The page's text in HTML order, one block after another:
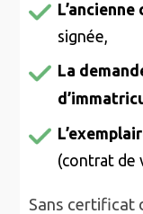
signée,
La
(contrat de
Sans certificat